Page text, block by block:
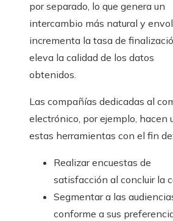
por separado, lo que genera un
intercambio más natural y
incrementa la tasa de
eleva la calidad de los datos
obtenidos.
Las compañías dedicadas al
electrónico, por ejemplo, hacen
estas herramientas con el fin de:
Realizar encuestas de
satisfacción al concluir la
Segmentar a las
conforme a sus